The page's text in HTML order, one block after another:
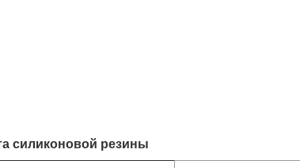
силиконовой резины